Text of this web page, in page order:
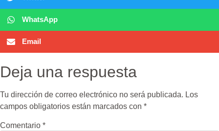
WhatsApp
Email
Deja una respuesta
Tu dirección de correo electrónico no será publicada. Los
campos obligatorios están marcados con *
Comentario *